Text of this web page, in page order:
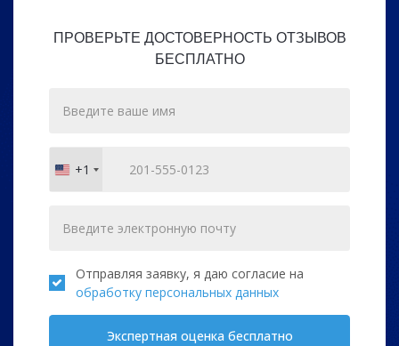
ПРОВЕРЬТЕ ДОСТОВЕРНОСТЬ ОТЗЫВОВ
БЕСПЛАТНО
United
States
+1
Отправляя заявку, я даю согласие на
обработку персональных данных
Экспертная оценка бесплатно